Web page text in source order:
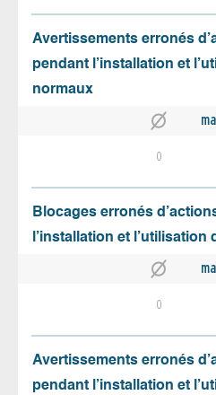
Avertissements erronés
pendant l’installation et
normaux
0
Blocages erronés
l’installation et
0
Avertissements erronés
pendant l’installation et